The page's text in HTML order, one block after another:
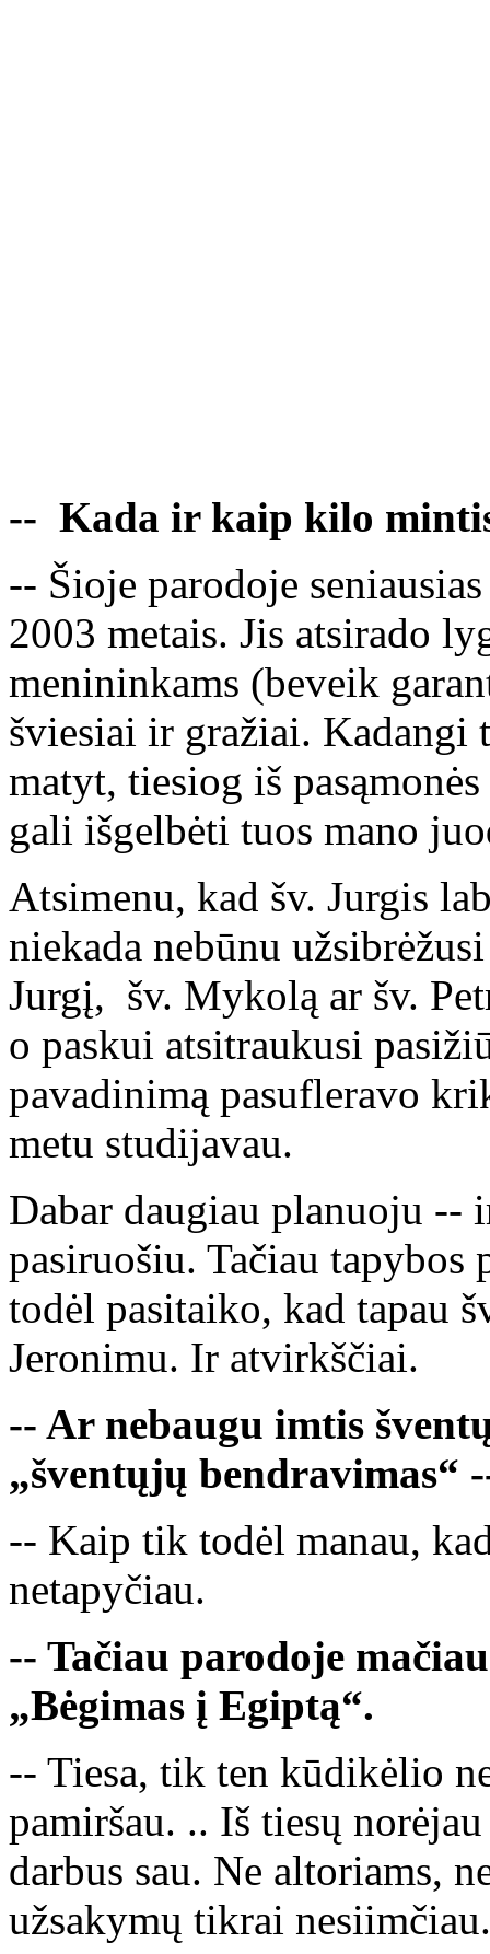
-- Kada ir kaip kilo
-- Šioje parodoje
2003 metais. Jis atsirado
menininkams (beveik
šviesiai ir gražiai. Kadangi
matyt, tiesiog iš
gali išgelbėti tuos mano
Atsimenu, kad šv. Jurgis
niekada nebūnu
Jurgį, šv. Mykolą ar šv.
o paskui atsitraukusi
pavadinimą pasufleravo
metu studijavau.
Dabar daugiau planuoju --
pasiruošiu. Tačiau tapybos
todėl pasitaiko, kad tapau
Jeronimu. Ir atvirkščiai.
-- Ar nebaugu imtis
„šventųjų bendravimas“
-- Kaip tik todėl manau,
netapyčiau.
-- Tačiau parodoje
„Bėgimas į Egiptą“.
-- Tiesa, tik ten kūdikėlio
pamiršau. .. Iš tiesų
darbus sau. Ne altoriams,
užsakymų tikrai nesiimčiau.